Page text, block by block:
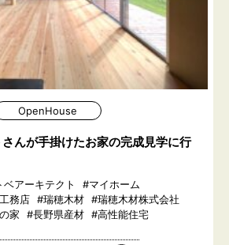
OpenHouse
さんが手掛けたお家の完成見学に行
ベアーキテクト
#マイホーム
務店 #瑞穂木材 #瑞穂木材株式会社
家 #長野県産材 #高性能住宅